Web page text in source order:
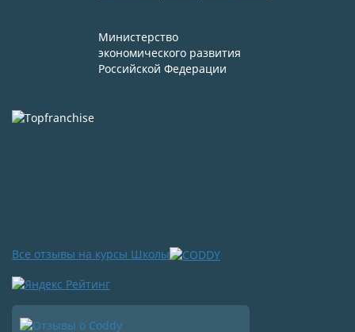
Министерство
экономического развития
Российской Федерации
Все отзывы на курсы Школы